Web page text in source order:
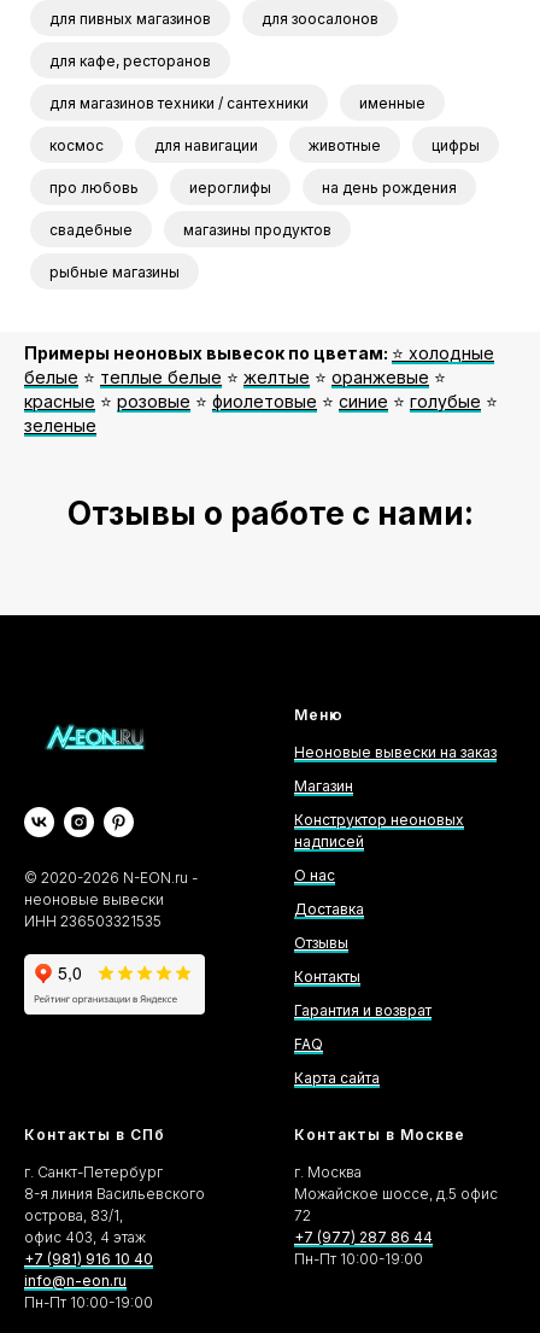
для пивных магазинов для зоосалонов
для кафе, ресторанов
для магазинов техники / сантехники именные
космос для навигации животные цифры
про любовь иероглифы на день рождения
свадебные магазины продуктов
рыбные магазины
Примеры неоновых вывесок по цветам: ⭐️ холодные
белые ⭐️ теплые белые ⭐️ желтые ⭐️ оранжевые ⭐️
красные ⭐️ розовые ⭐️ фиолетовые ⭐️ синие ⭐️ голубые ⭐️
зеленые
Отзывы о работе с нами:
© 2020-2026 N-EON.ru -
неоновые вывески
ИНН 236503321535
Меню
Неоновые вывески на заказ
Магазин
Конструктор неоновых
надписей
О нас
Доставка
Отзывы
Контакты
Гарантия и возврат
FAQ
Карта сайта
Контакты в СПб
г. Санкт-Петербург
8-я линия Васильевского
острова, 83/1,
офис 403, 4 этаж
+7 (981) 916 10 40
info@n-eon.ru
Пн-Пт 10:00-19:00
Контакты в Москве
г. Москва
Можайское шоссе, д.5 офис
72
+7 (977) 287 86 44
Пн-Пт 10:00-19:00